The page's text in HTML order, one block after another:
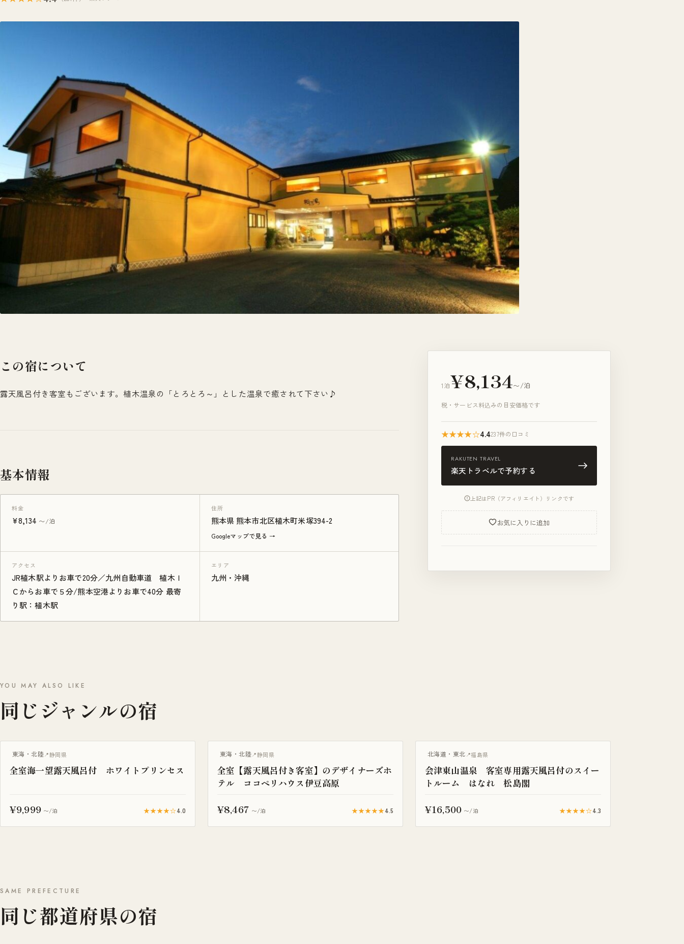
この宿について
露天風呂付き客室もございます。植木温泉の「とろとろ～」とした温泉で癒されて下さい♪
基本情報
料金
¥8,134 〜/泊
住所
熊本県 熊本市北区植木町米塚394-2
Googleマップで見る →
アクセス
JR植木駅よりお車で20分／九州自動車道 植木Ｉ
Ｃからお車で５分/熊本空港よりお車で40分 最寄
り駅：植木駅
エリア
九州・沖縄
1泊¥8,134〜/泊
税・サービス料込みの目安価格です
★★★★☆4.4237件の口コミ
RAKUTEN TRAVEL
楽天トラベルで予約する
上記はPR（アフィリエイト）リンクです
お気に入りに追加
YOU MAY ALSO LIKE
同じジャンルの宿
露天風呂付き客室
東海・北陸 静岡県
全室海一望露天風呂付 ホワイトプリンセス
¥9,999 〜/泊 ★★★★☆4.0
露天風呂付き客室
東海・北陸 静岡県
全室【露天風呂付き客室】のデザイナーズホ
テル ココペリハウス伊豆高原
¥8,467 〜/泊 ★★★★★4.5
露天風呂付き客室
北海道・東北 福島県
会津東山温泉 客室専用露天風呂付のスイー
トルーム はなれ 松島閣
¥16,500 〜/泊 ★★★★☆4.3
SAME PREFECTURE
同じ都道府県の宿